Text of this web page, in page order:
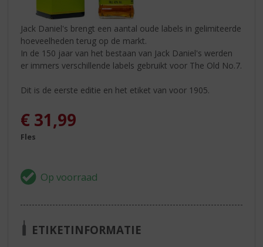
Jack Daniel's brengt een aantal oude labels in gelimiteerde
hoeveelheden terug op de markt.
In de 150 jaar van het bestaan van Jack Daniel's werden
er immers verschillende labels gebruikt voor The Old No.7.
Dit is de eerste editie en het etiket van voor 1905.
€ 31,99
Fles
ETIKETINFORMATIE